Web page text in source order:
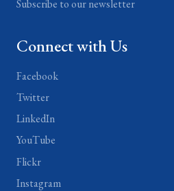
Subscribe to our newsletter
Connect with Us
Facebook
Twitter
LinkedIn
YouTube
Flickr
Instagram